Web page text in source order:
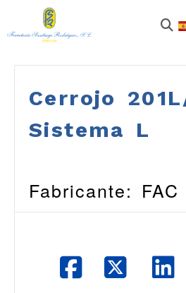
Cerrojo
Sistema L
Fabricante: FAC